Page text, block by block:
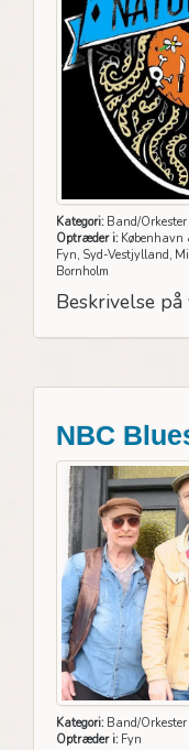
Kategori:Band/Orkester
Optræder i:København
Fyn, Syd-Vestjylland,
Bornholm
Beskrivelse på
NBC
Kategori:Band/Orkester
Optræder i:Fyn